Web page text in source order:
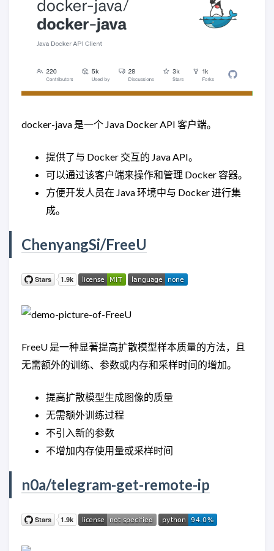
docker-java 是一个 Java Docker API 客户端。
提供了与 Docker 交互的 Java API。
可以通过该客户端来操作和管理 Docker 容器。
方便开发人员在 Java 环境中与 Docker 进行集
成。
ChenyangSi/FreeU
FreeU 是一种显著提高扩散模型样本质量的方法，且
无需额外的训练、参数或内存和采样时间的增加。
提高扩散模型生成图像的质量
无需额外训练过程
不引入新的参数
不增加内存使用量或采样时间
n0a/telegram-get-remote-ip